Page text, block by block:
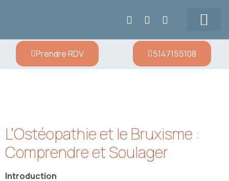
Prendre RDV 5147155108
L’Ostéopathie et le Bruxisme :
Comprendre et Soulager
Introduction